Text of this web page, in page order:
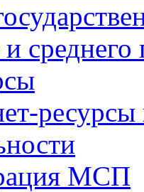
среднего
МСП